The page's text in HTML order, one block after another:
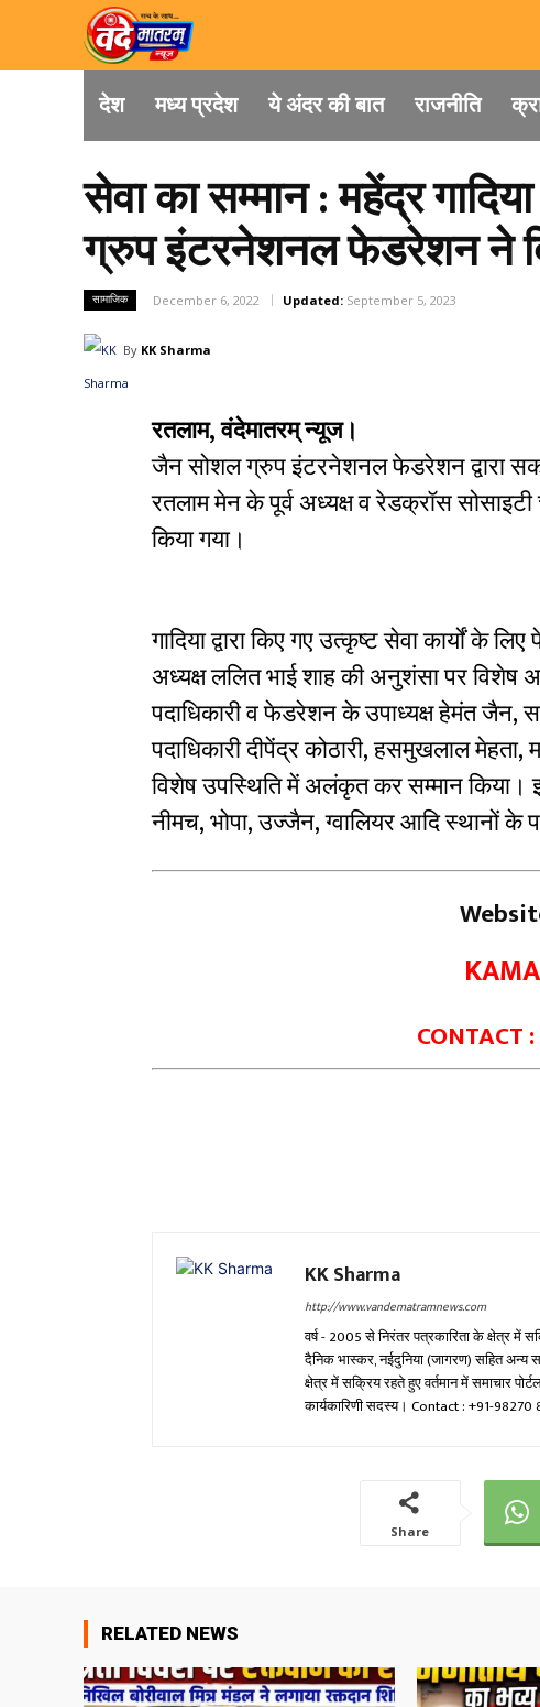
देश मध्य प्रदेश ये अंदर की बात राजनीति
सेवा का सम्मान : महेंद्र
ग्रुप इंटरनेशनल फेडरेशन ने
सामाजिक December 6, 2022 Updated: September 5, 2023
By KK Sharma
रतलाम, वंदेमातरम् न्यूज।
जैन सोशल ग्रुप इंटरनेशनल फेडरेशन द्वारा
रतलाम मेन के पूर्व अध्यक्ष व रेडक्रॉस
किया गया।
गादिया द्वारा किए गए उत्कृष्ट सेवा कार्यों के
अध्यक्ष ललित भाई शाह की अनुशंसा पर विशेष
पदाधिकारी व फेडरेशन के उपाध्यक्ष हेमंत
पदाधिकारी दीपेंद्र कोठारी, हसमुखलाल मेहता,
विशेष उपस्थिति में अलंकृत कर सम्मान किया।
नीमच, भोपा, उज्जैन, ग्वालियर आदि स्थानों के
CONTACT
KK Sharma
http://www.vandematramnews.com
वर्ष - 2005 से निरंतर पत्रकारिता के क्षेत्र में
दैनिक भास्कर, नईदुनिया (जागरण) सहित अन्य
क्षेत्र में सक्रिय रहते हुए वर्तमान में समाचार
कार्यकारिणी सदस्य। Contact : +91-
Share
RELATED NEWS